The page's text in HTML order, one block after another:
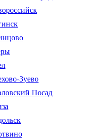
Зуево
Посад